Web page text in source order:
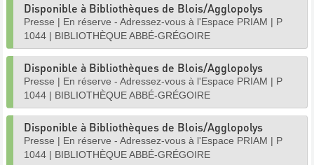
Disponible à Bibliothèques de Blois/Agglopolys
Presse | En réserve - Adressez-vous à l'Espace PRIAM | P
1044 | BIBLIOTHÈQUE ABBÉ-GRÉGOIRE
Disponible à Bibliothèques de Blois/Agglopolys
Presse | En réserve - Adressez-vous à l'Espace PRIAM | P
1044 | BIBLIOTHÈQUE ABBÉ-GRÉGOIRE
Disponible à Bibliothèques de Blois/Agglopolys
Presse | En réserve - Adressez-vous à l'Espace PRIAM | P
1044 | BIBLIOTHÈQUE ABBÉ-GRÉGOIRE